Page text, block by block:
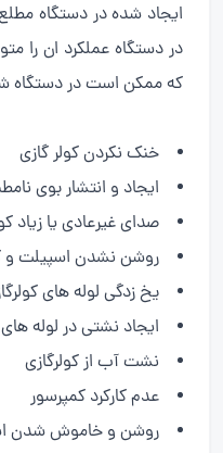
ایجاد شده در دستگاه
در دستگاه عملکرد ان را
که ممکن است در دستگاه
خنک نکردن کولر گازی
ایجاد و انتشار بوی
صدای غیرعادی یا زیاد
روشن نشدن اسپیلت و
یخ زدگی لوله های
ایجاد نشتی در لوله
نشت آب از کولرگازی
عدم کارکرد کمپرسور
روشن و خاموش شدن